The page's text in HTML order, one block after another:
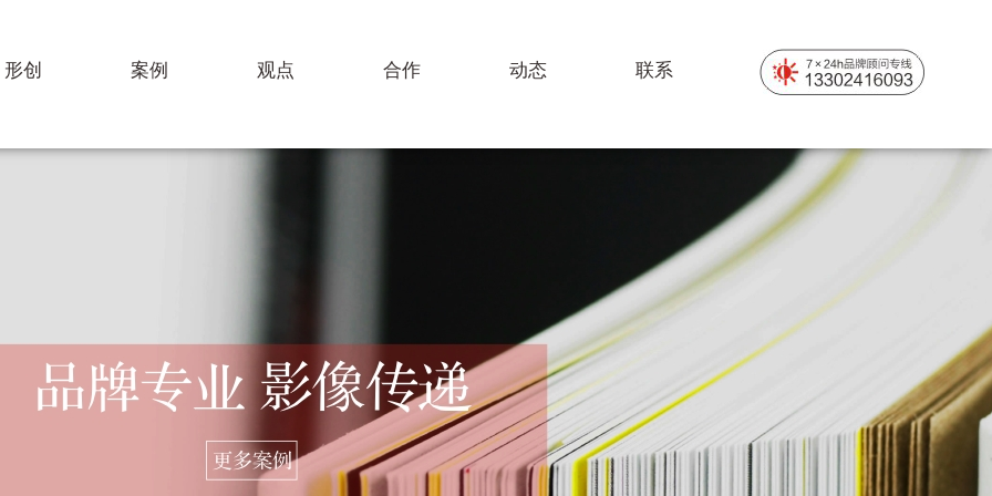
形创 案例 观点 合作 动态 联系